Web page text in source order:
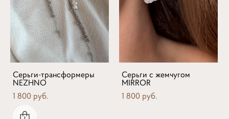
Серьги-трансформеры
NEZHNO
1 800 pуб.
Серьги с жемчугом
MIRROR
1 800 pуб.